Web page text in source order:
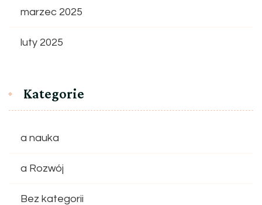
marzec 2025
luty 2025
Kategorie
a nauka
a Rozwój
Bez kategorii